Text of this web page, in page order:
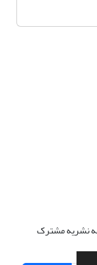
نشریه مشترک